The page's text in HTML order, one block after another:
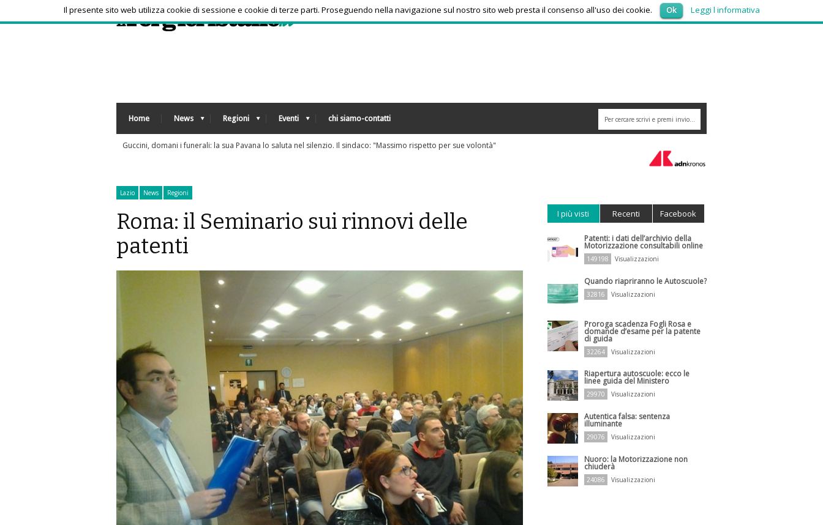
venerdì 7, Agosto 2026
Home News Regioni Eventi chi siamo-contatti
Dolomiti Superski, via ai rimborsi degli skipass: ecco chi può richiederli
Lazio News Regioni
Roma: il Seminario sui rinnovi delle
patenti
I più visti Recenti Facebook
Patenti: i dati dell’archivio della
Motorizzazione consultabili online
149198 Visualizzazioni
Quando riapriranno le Autoscuole?
32816 Visualizzazioni
Proroga scadenza Fogli Rosa e
domande d’esame per la patente
di guida
32264 Visualizzazioni
Riapertura autoscuole: ecco le
linee guida del Ministero
29970 Visualizzazioni
Autentica falsa: sentenza
illuminante
29076 Visualizzazioni
Nuoro: la Motorizzazione non
chiuderà
24086 Visualizzazioni
Il presente sito web utilizza cookie di sessione e cookie di terze parti. Proseguendo nella navigazione sul nostro sito web presta il consenso all'uso dei cookie. Ok Leggi l informativa